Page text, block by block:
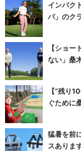
インパク
パ」のク
【ショ
ない」桑
【“残り
ぐために
猛暑を前
スありま